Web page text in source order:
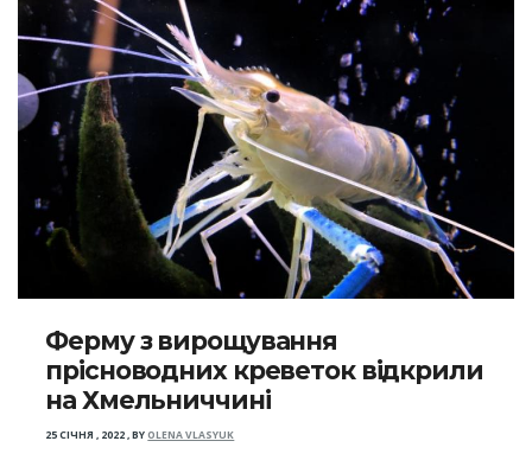
Ферму з вирощування
прісноводних креветок відкрили
на Хмельниччині
25 СІЧНЯ , 2022,BYOLENA VLASYUK